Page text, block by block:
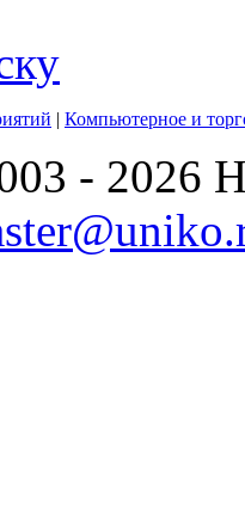
| Компьютерное и
- 2026